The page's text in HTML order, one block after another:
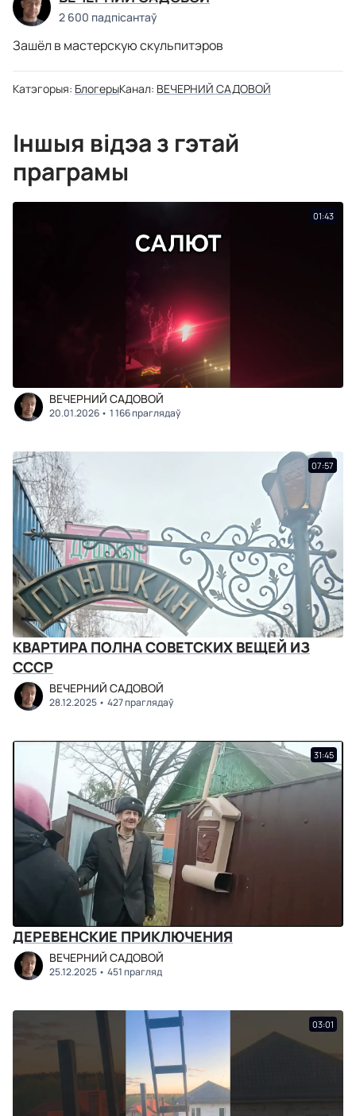
2 600 падпісантаў
Зашёл в мастерскую скульпитэров
Катэгорыя: БлогерыКанал: ВЕЧЕРНИЙ САДОВОЙ
Іншыя відэа з гэтай
праграмы
01:43
ВЕЧЕРНИЙ САДОВОЙ
20.01.2026 1 166 праглядаў
07:57
КВАРТИРА ПОЛНА СОВЕТСКИХ ВЕЩЕЙ ИЗ
СССР
ВЕЧЕРНИЙ САДОВОЙ
28.12.2025 427 праглядаў
31:45
ДЕРЕВЕНСКИЕ ПРИКЛЮЧЕНИЯ
ВЕЧЕРНИЙ САДОВОЙ
25.12.2025 451 прагляд
03:01